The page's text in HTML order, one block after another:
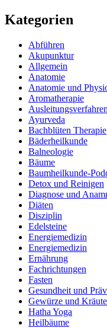
Kategorien
Abführen
Akupunktur
Allgemein
Anatomie
Anatomie und
Aromatherapie
Ayurveda
Bachblüten Therapie
Bäderheilkunde
Balneologie
Bäume
Baumheilkunde-
Detox und Reinigen
Diagnose und
Diäten
Disziplin
Edelsteine
Energiemedizin
Energiemedizin
Ernährung
Fachrichtungen
Fasten
Gesundheit und
Gewürze und
Hatha Yoga
Heilbäume